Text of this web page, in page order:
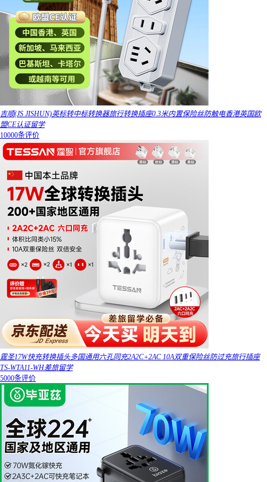
吉顺(JS JISHUN)英标转中标转换器旅行转换插座0.3米内置保险丝防触电香港英国欧
盟CE认证留学
10000条评价
霆圣17W快充转换插头多国通用六孔同充2A2C+2AC 10A双重保险丝防过充旅行插座
TS-WTA11-WH差旅留学
5000条评价